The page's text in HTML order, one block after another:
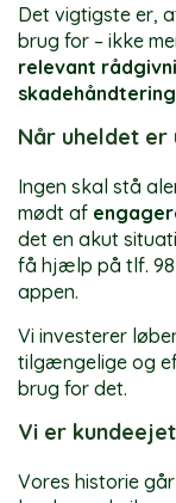
Det vigtigste er,
brug for – ikke
relevant
skadehåndtering
Når uheldet er
Ingen skal stå
mødt af
det en akut
få hjælp på tlf. 98
appen.
Vi investerer
tilgængelige og
brug for det.
Vi er
Vores historie